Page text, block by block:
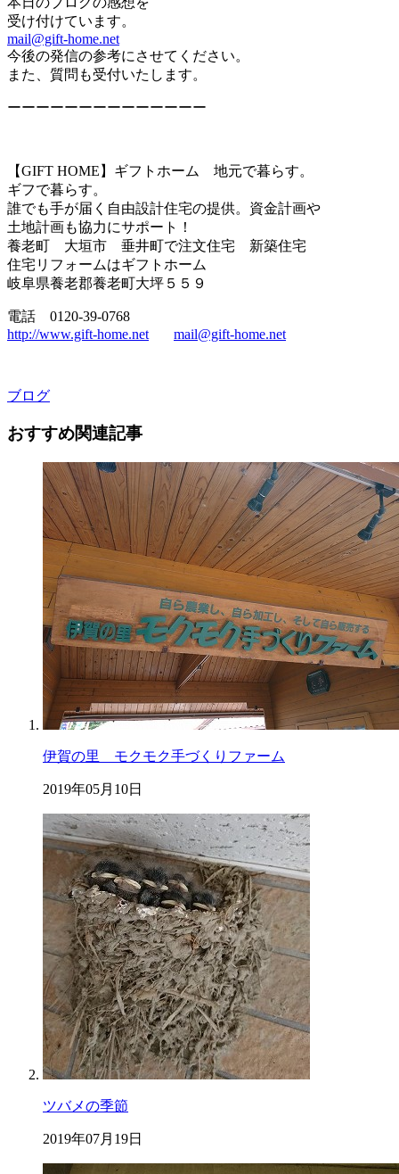
受け付けています。
mail@gift-home.net
今後の発信の参考にさせてください。
また、質問も受付いたします。
ーーーーーーーーーーーーーー
【GIFT HOME】ギフトホーム 地元で暮らす。
ギフで暮らす。
誰でも手が届く自由設計住宅の提供。資金計画や
土地計画も協力にサポート！
養老町 大垣市 垂井町で注文住宅 新築住宅
住宅リフォームはギフトホーム
岐阜県養老郡養老町大坪５５９
電話 0120-39-0768
http://www.gift-home.net
mail@gift-home.net
ブログ
おすすめ関連記事
伊賀の里 モクモク手づくりファーム
2019年05月10日
ツバメの季節
2019年07月19日